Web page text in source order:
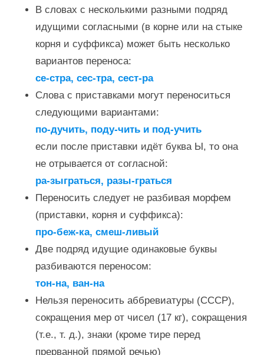
В словах с несколькими разными подряд
идущими согласными (в корне или на стыке
корня и суффикса) может быть несколько
вариантов переноса:
се-стра, сес-тра, сест-ра
Слова с приставками могут переноситься
следующими вариантами:
по-дучить, поду-чить и под-учить
если после приставки идёт буква Ы, то она
не отрывается от согласной:
ра-зыграться, разы-граться
Переносить следует не разбивая морфем
(приставки, корня и суффикса):
про-беж-ка, смеш-ливый
Две подряд идущие одинаковые буквы
разбиваются переносом:
тон-на, ван-на
Нельзя переносить аббревиатуры (СССР),
сокращения мер от чисел (17 кг), сокращения
(т.е., т. д.), знаки (кроме тире перед
прерванной прямой речью)